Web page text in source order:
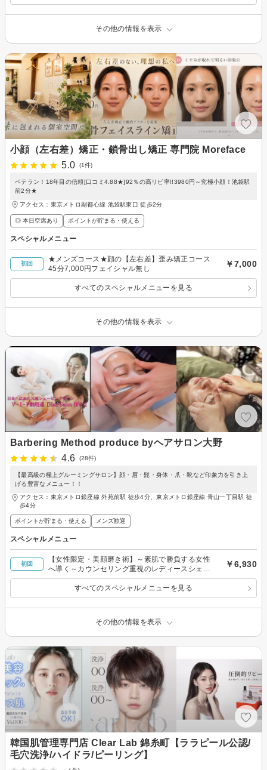
その他の情報を表示
小顔（左右差）矯正・鎖骨出し矯正 専門院 Moreface
5.0
(1件)
ベテラン！18年目の信頼[口コミ4.88★]92％の高リピ率!!3980円～究極小顔！池袋駅
前2分★
アクセス：東京メトロ副都心線 池袋駅東口 徒歩2分
◎ 本日空席あり ポイントが貯まる・使える
スペシャルメニュー
初回
★メンズコース★顔の【左右差】歪み矯正コース
45分7,000円フェイシャル無し
￥7,000
すべてのスペシャルメニューを見る
その他の情報を表示
Barbering Method produce byヘアサロン大野
4.6
(28件)
【最高級の極上グルーミングサロン】顔・眉・髭・身体・爪・靴など印象力を引き上
げる豊富なメニュー！！
アクセス：東京メトロ銀座線 外苑前駅 徒歩4分、東京メトロ銀座線 青山一丁目駅 徒
歩4分
ポイントが貯まる・使える メンズ歓迎
スペシャルメニュー
初回
【女性限定・美顔磨き術】～素肌で勝負する女性
へ導く～カウンセリング重視のレディースシェー
ビング
￥6,930
すべてのスペシャルメニューを見る
その他の情報を表示
韓国肌管理専門店 Clear Lab 錦糸町【ララピール公認/
毛穴洗浄/ハイドラ/ピーリング】